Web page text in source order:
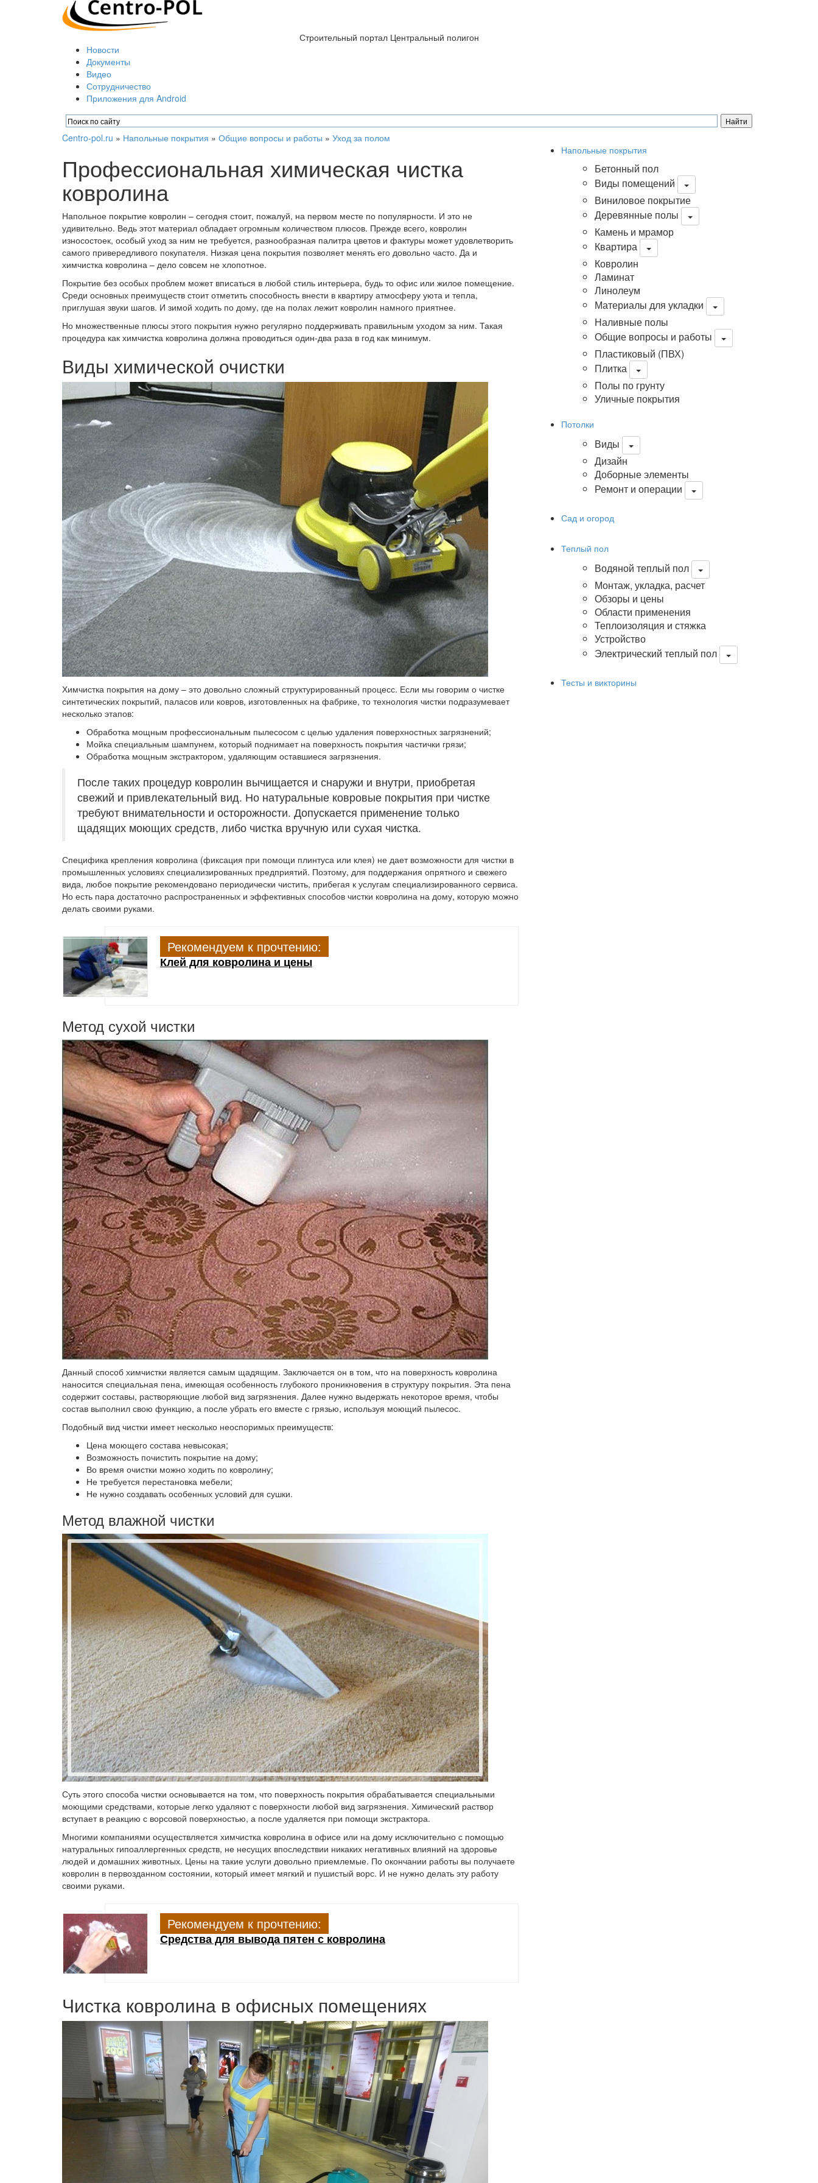
Строительный портал Центральный полигон
Новости
Документы
Видео
Сотрудничество
Приложения для Android
Centro-pol.ru » Напольные покрытия » Общие вопросы и работы » Уход за полом
Профессиональная химическая чистка
ковролина
Напольное покрытие ковролин – сегодня стоит, пожалуй, на первом месте по популярности. И это не
удивительно. Ведь этот материал обладает огромным количеством плюсов. Прежде всего, ковролин
износостоек, особый уход за ним не требуется, разнообразная палитра цветов и фактуры может удовлетворить
самого привередливого покупателя. Низкая цена покрытия позволяет менять его довольно часто. Да и
химчистка ковролина – дело совсем не хлопотное.
Покрытие без особых проблем может вписаться в любой стиль интерьера, будь то офис или жилое помещение.
Среди основных преимуществ стоит отметить способность внести в квартиру атмосферу уюта и тепла,
приглушая звуки шагов. И зимой ходить по дому, где на полах лежит ковролин намного приятнее.
Но множественные плюсы этого покрытия нужно регулярно поддерживать правильным уходом за ним. Такая
процедура как химчистка ковролина должна проводиться один-два раза в год как минимум.
Виды химической очистки
Химчистка покрытия на дому – это довольно сложный структурированный процесс. Если мы говорим о чистке
синтетических покрытий, паласов или ковров, изготовленных на фабрике, то технология чистки подразумевает
несколько этапов:
Обработка мощным профессиональным пылесосом с целью удаления поверхностных загрязнений;
Мойка специальным шампунем, который поднимает на поверхность покрытия частички грязи;
Обработка мощным экстрактором, удаляющим оставшиеся загрязнения.
После таких процедур ковролин вычищается и снаружи и внутри, приобретая
свежий и привлекательный вид. Но натуральные ковровые покрытия при чистке
требуют внимательности и осторожности. Допускается применение только
щадящих моющих средств, либо чистка вручную или сухая чистка.
Специфика крепления ковролина (фиксация при помощи плинтуса или клея) не дает возможности для чистки в
промышленных условиях специализированных предприятий. Поэтому, для поддержания опрятного и свежего
вида, любое покрытие рекомендовано периодически чистить, прибегая к услугам специализированного сервиса.
Но есть пара достаточно распространенных и эффективных способов чистки ковролина на дому, которую можно
делать своими руками.
Рекомендуем к прочтению:
Клей для ковролина и цены
Метод сухой чистки
Данный способ химчистки является самым щадящим. Заключается он в том, что на поверхность ковролина
наносится специальная пена, имеющая особенность глубокого проникновения в структуру покрытия. Эта пена
содержит составы, растворяющие любой вид загрязнения. Далее нужно выдержать некоторое время, чтобы
состав выполнил свою функцию, а после убрать его вместе с грязью, используя моющий пылесос.
Подобный вид чистки имеет несколько неоспоримых преимуществ:
Цена моющего состава невысокая;
Возможность почистить покрытие на дому;
Во время очистки можно ходить по ковролину;
Не требуется перестановка мебели;
Не нужно создавать особенных условий для сушки.
Метод влажной чистки
Суть этого способа чистки основывается на том, что поверхность покрытия обрабатывается специальными
моющими средствами, которые легко удаляют с поверхности любой вид загрязнения. Химический раствор
вступает в реакцию с ворсовой поверхностью, а после удаляется при помощи экстрактора.
Многими компаниями осуществляется химчистка ковролина в офисе или на дому исключительно с помощью
натуральных гипоаллергенных средств, не несущих впоследствии никаких негативных влияний на здоровье
людей и домашних животных. Цены на такие услуги довольно приемлемые. По окончании работы вы получаете
ковролин в первозданном состоянии, который имеет мягкий и пушистый ворс. И не нужно делать эту работу
своими руками.
Рекомендуем к прочтению:
Средства для вывода пятен с ковролина
Чистка ковролина в офисных помещениях
Напольные покрытия
Бетонный пол
Виды помещений
Виниловое покрытие
Деревянные полы
Камень и мрамор
Квартира
Ковролин
Ламинат
Линолеум
Материалы для укладки
Наливные полы
Общие вопросы и работы
Пластиковый (ПВХ)
Плитка
Полы по грунту
Уличные покрытия
Потолки
Виды
Дизайн
Доборные элементы
Ремонт и операции
Сад и огород
Теплый пол
Водяной теплый пол
Монтаж, укладка, расчет
Обзоры и цены
Области применения
Теплоизоляция и стяжка
Устройство
Электрический теплый пол
Тесты и викторины